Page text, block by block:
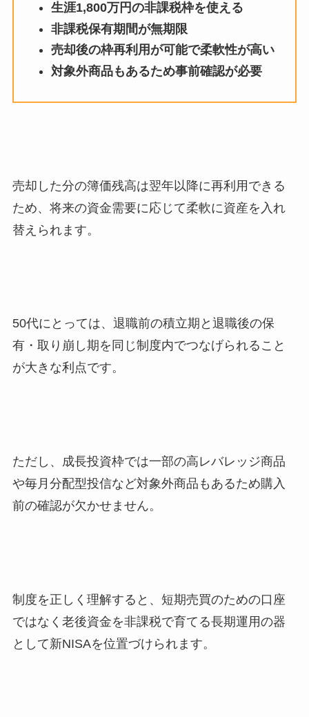
生涯1,800万円の非課税枠を使える
非課税保有期間が無期限
売却後の枠再利用が可能で柔軟性が高い
対象外商品もあるため事前確認が必要
売却した分の簿価残高は翌年以降に再利用できる
ため、将来の資金需要に応じて柔軟に資産を入れ
替えられます。
50代にとっては、退職前の積立期と退職後の保
有・取り崩し期を同じ制度内でつなげられること
が大きな利点です。
ただし、成長投資枠では一部の高レバレッジ商品
や毎月分配型投信など対象外商品もあるため購入
前の確認が欠かせません。
制度を正しく理解すると、短期売買のための口座
ではなく老後資金を非課税で育てる長期運用の器
として新NISAを位置づけられます。